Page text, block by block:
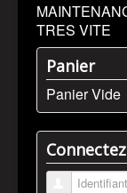
MISSION
HISTOIRE
REGLES
SHOP
SHOP
FAIRE UN
TRES VITE
Panier
Panier Vide
Identifiant